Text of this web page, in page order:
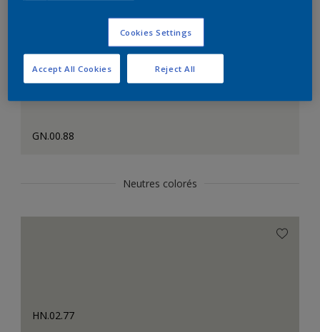
GN.00.88
Neutres colorés
HN.02.77
Cookies Settings
Reject All
Accept All Cookies